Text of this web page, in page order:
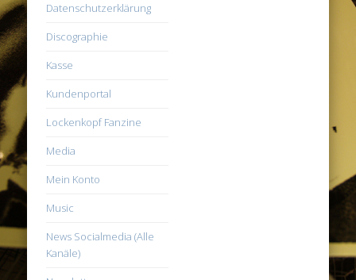
Datenschutzerklärung
Discographie
Kasse
Kundenportal
Lockenkopf Fanzine
Media
Mein Konto
Music
News Socialmedia (Alle
Kanäle)